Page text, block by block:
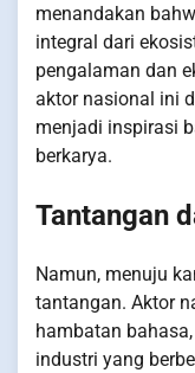
menandakan
integral dari
pengalaman dan
aktor nasional ini
menjadi inspirasi
berkarya.
Tantangan
Namun, menuju
tantangan. Aktor
hambatan
industri yang